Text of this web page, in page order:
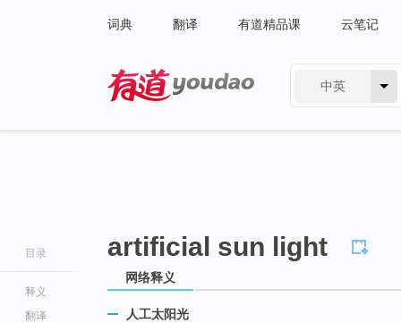
词典 翻译 有道精品课 云笔记
中英
目录
释义
翻译
artificial sun light
网络释义
人工太阳光